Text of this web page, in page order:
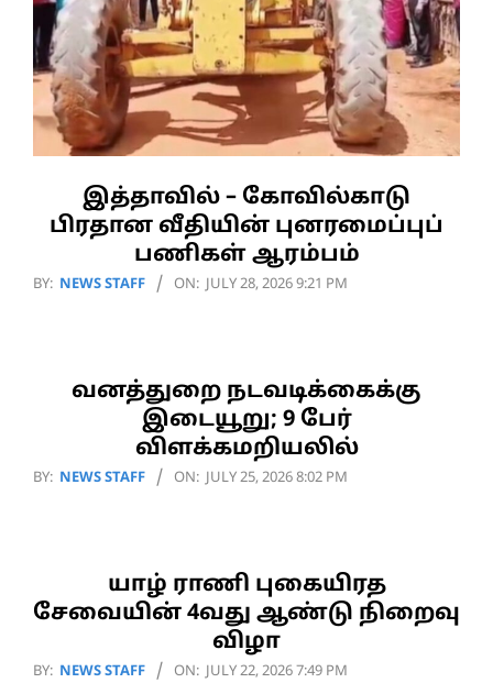
இத்தாவில் – கோவில்காடு
பிரதான வீதியின் புனரமைப்புப்
பணிகள் ஆரம்பம்
2026-
BY: NEWS STAFF ON: JULY 28, 2026 9:21 PM
வனத்துறை நடவடிக்கைக்கு
இடையூறு; 9 பேர்
விளக்கமறியலில்
2026-
BY: NEWS STAFF ON: JULY 25, 2026 8:02 PM
யாழ் ராணி புகையிரத
சேவையின் 4வது ஆண்டு நிறைவு
விழா
2026-
BY: NEWS STAFF ON: JULY 22, 2026 7:49 PM